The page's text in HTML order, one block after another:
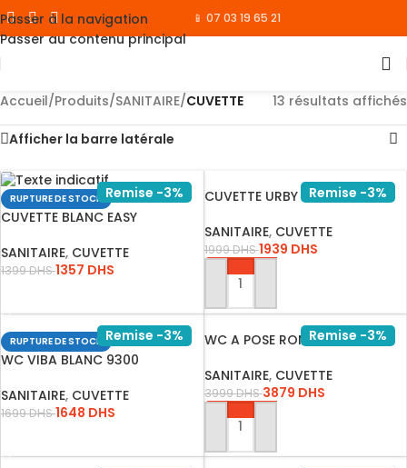
Passer à la navigation
Passer au contenu principal
📱 07 03 19 65 21
Accueil/Produits/SANITAIRE/CUVETTE 13 résultats affichés
Afficher la barre latérale
Remise -3%
RUPTURE DE STOCK
CUVETTE BLANC EASY
SANITAIRE, CUVETTE
1399DHS1357 DHS
Remise -3%
CUVETTE URBY BLANC
SANITAIRE, CUVETTE
1999DHS1939 DHS
AJOUTER AU PANIER
Remise -3%
RUPTURE DE STOCK
WC VIBA BLANC 9300
SANITAIRE, CUVETTE
1699DHS1648 DHS
Remise -3%
WC A POSE RONDE DORE
SANITAIRE, CUVETTE
3999DHS3879 DHS
AJOUTER AU PANIER